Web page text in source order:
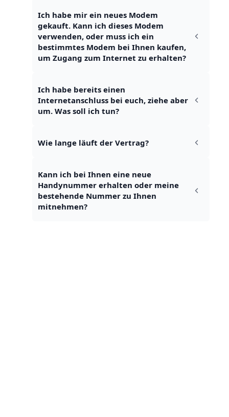
Ich habe mir ein neues Modem
gekauft. Kann ich dieses Modem
verwenden, oder muss ich ein
bestimmtes Modem bei Ihnen kaufen,
um Zugang zum Internet zu erhalten?
Ich habe bereits einen
Internetanschluss bei euch, ziehe aber
um. Was soll ich tun?
Wie lange läuft der Vertrag?
Kann ich bei Ihnen eine neue
Handynummer erhalten oder meine
bestehende Nummer zu Ihnen
mitnehmen?